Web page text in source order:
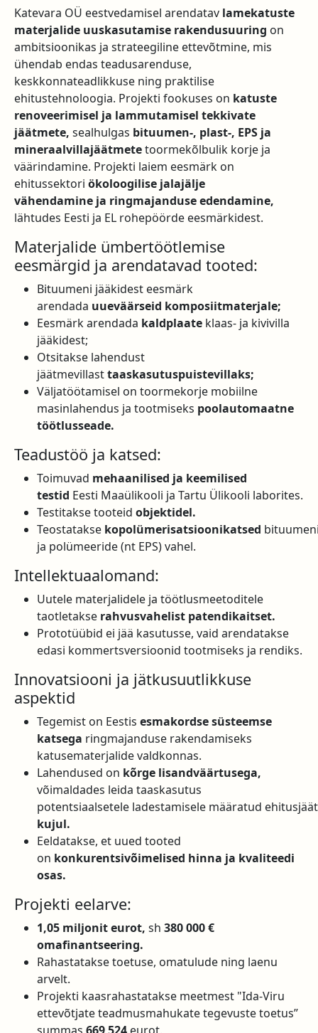
Katevara OÜ eestvedamisel arendatav lamekatuste
materjalide uuskasutamise rakendusuuring on
ambitsioonikas ja strateegiline ettevõtmine, mis
ühendab endas teadusarenduse,
keskkonnateadlikkuse ning praktilise
ehitustehnoloogia. Projekti fookuses on katuste
renoveerimisel ja lammutamisel tekkivate
jäätmete, sealhulgas bituumen-, plast-, EPS ja
mineraalvillajäätmetetoormekõlbulik korje ja
väärindamine. Projekti laiem eesmärk on
ehitussektori ökoloogilise jalajälje
vähendamine ja ringmajanduse edendamine,
lähtudes Eesti ja EL rohepöörde eesmärkidest.
Materjalide ümbertöötlemise
eesmärgid ja arendatavad tooted:
Bituumeni jääkidest eesmärk
arendada uueväärseid komposiitmaterjale;
Eesmärk arendada kaldplaate klaas- ja kivivilla
jääkidest;
Otsitakse lahendust
jäätmevillasttaaskasutuspuistevillaks;
Väljatöötamisel on toormekorje mobiilne
masinlahendus ja tootmiseks poolautomaatne
töötlusseade.
Teadustöö ja katsed:
Toimuvad mehaanilised ja keemilised
testid Eesti Maaülikooli ja Tartu Ülikooli laborites.
Testitakse tooteid objektidel.
Teostatakse kopolümerisatsioonikatsed
ja polümeeride (nt EPS) vahel.
Intellektuaalomand:
Uutele materjalidele ja töötlusmeetoditele
taotletakse rahvusvahelist patendikaitset.
Prototüübid ei jää kasutusse, vaid arendatakse
edasi kommertsversioonid tootmiseks ja rendiks.
Innovatsiooni ja jätkusuutlikkuse
aspektid
Tegemist on Eestis esmakordse süsteemse
katsega ringmajanduse rakendamiseks
katusematerjalide valdkonnas.
Lahendused on kõrge lisandväärtusega,
võimaldades leida taaskasutus
potentsiaalsetele ladestamisele määratud
kujul.
Eeldatakse, et uued tooted
on konkurentsivõimelised hinna ja kvaliteedi
osas.
Projekti eelarve:
1,05 miljonit eurot, sh 380 000 €
omafinantseering.
Rahastatakse toetuse, omatulude ning laenu
arvelt.
Projekti kaasrahastatakse meetmest "Ida-Viru
ettevõtjate teadmusmahukate tegevuste toetus”